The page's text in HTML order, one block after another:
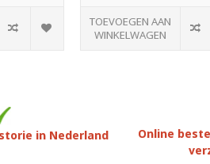
TOEVOEGEN AAN
WINKELWAGEN
in Nederland
Online